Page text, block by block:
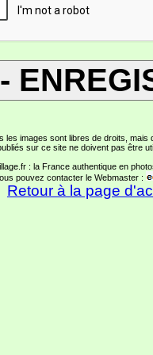
les images sont libres de droits,
sur ce site ne doivent pas être
: la France authentique en
pouvez contacter le Webmaster :
Retour à la page